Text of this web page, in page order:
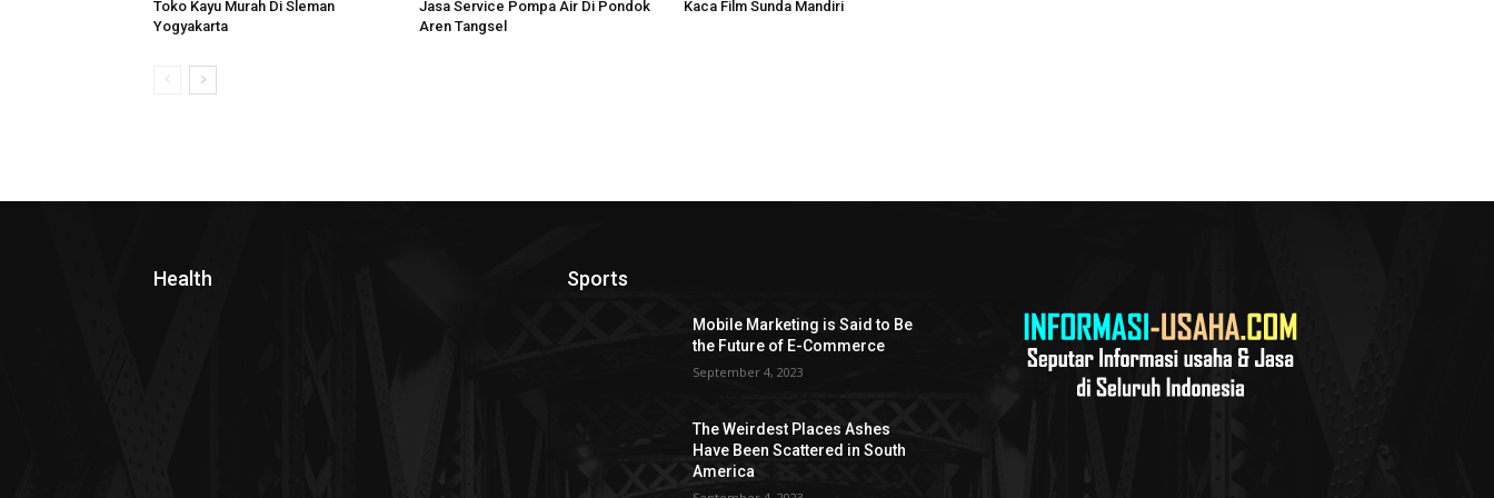
Toko Kayu Murah Di Sleman
Yogyakarta
Jasa Service Pompa Air Di Pondok
Aren Tangsel
Kaca Film Sunda Mandiri
Health Sports
Mobile Marketing is Said to Be
the Future of E-Commerce
September 4, 2023
The Weirdest Places Ashes
Have Been Scattered in South
America